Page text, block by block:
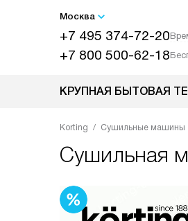
Москва
+7 495 374-72-20
+7 800 500-62-18
КРУПНАЯ БЫТОВАЯ
Korting Сушильные машины
Сушильная